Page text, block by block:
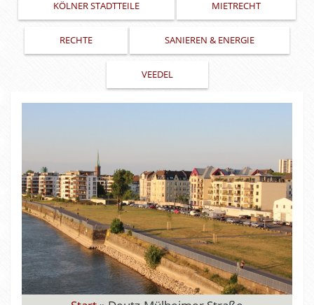
KÖLNER STADTTEILE MIETRECHT
RECHTE SANIEREN & ENERGIE
VEEDEL